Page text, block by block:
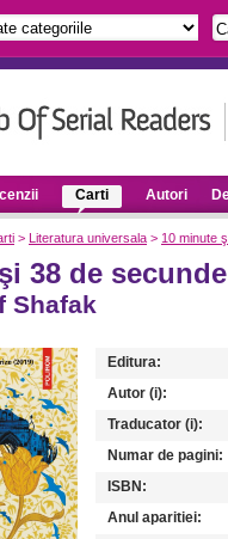
Carti Autori
> Literatura universala > 10 minute
38 de
Shafak
Editura:
Autor (i):
Traducator (i):
Numar de pagini:
ISBN:
Anul aparitiei: